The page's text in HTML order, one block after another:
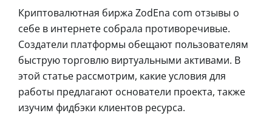
Криптовалютная биржа ZodEna com отзывы о
себе в интернете собрала противоречивые.
Создатели платформы обещают пользователям
быструю торговлю виртуальными активами. В
этой статье рассмотрим, какие условия для
работы предлагают основатели проекта, также
изучим фидбэки клиентов ресурса.